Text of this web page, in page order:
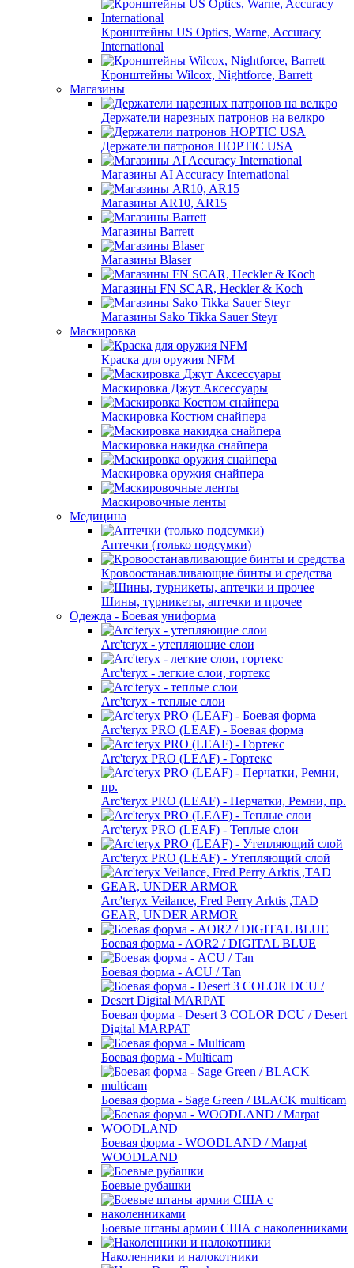
Кронштейны US Optics, Warne, Accuracy
International
Кронштейны Wilcox, Nightforce, Barrett
Магазины
Держатели нарезных патронов на велкро
Держатели патронов HOPTIC USA
Магазины AI Accuracy International
Магазины AR10, AR15
Магазины Barrett
Магазины Blaser
Магазины FN SCAR, Heckler & Koch
Магазины Sako Tikka Sauer Steyr
Маскировка
Краска для оружия NFM
Маскировка Джут Аксессуары
Маскировка Костюм снайпера
Маскировка накидка снайпера
Маскировка оружия снайпера
Маскировочные ленты
Медицина
Аптечки (только подсумки)
Кровоостанавливающие бинты и средства
Шины, турникеты, аптечки и прочее
Одежда - Боевая униформа
Arc'teryx - утепляющие слои
Arc'teryx - легкие слои, гортекс
Arc'teryx - теплые слои
Arc'teryx PRO (LEAF) - Боевая форма
Arc'teryx PRO (LEAF) - Гортекс
Arc'teryx PRO (LEAF) - Перчатки, Ремни, пр.
Arc'teryx PRO (LEAF) - Теплые слои
Arc'teryx PRO (LEAF) - Утепляющий слой
Arc'teryx Veilance, Fred Perry Arktis ,TAD
GEAR, UNDER ARMOR
Боевая форма - AOR2 / DIGITAL BLUE
Боевая форма - ACU / Tan
Боевая форма - Desert 3 COLOR DCU / Desert
Digital MARPAT
Боевая форма - Multicam
Боевая форма - Sage Green / BLACK multicam
Боевая форма - WOODLAND / Marpat
WOODLAND
Боевые рубашки
Боевые штаны армии США с наколенниками
Наколенники и налокотники